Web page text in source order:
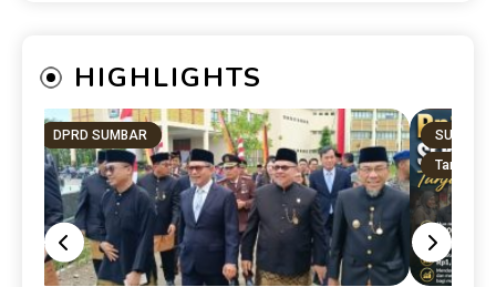
HIGHLIGHTS
DPRD SUMBAR
SUMBAR
Tanah